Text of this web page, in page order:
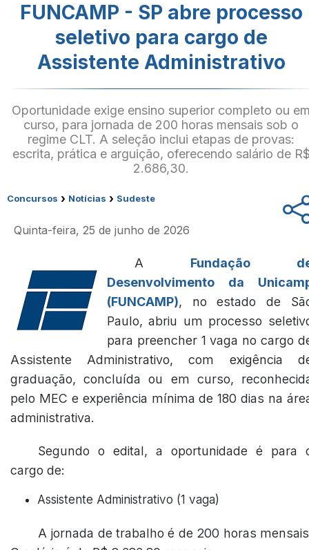
FUNCAMP - SP abre processo
seletivo para cargo de
Assistente Administrativo
Oportunidade exige ensino superior completo ou
curso, para jornada de 200 horas mensais sob o
regime CLT. A seleção inclui etapas de provas:
escrita, prática e arguição, oferecendo salário de
2.686,30.
Concursos › Notícias › Sudeste
Quinta-feira, 25 de junho de 2026
A Fundação
Desenvolvimento da
(FUNCAMP), no estado de
Paulo, abriu um processo
para preencher 1 vaga no cargo
Assistente Administrativo, com exigência
graduação, concluída ou em curso,
pelo MEC e experiência mínima de 180 dias na
administrativa.
Segundo o edital, a oportunidade é para
cargo de:
Assistente Administrativo (1 vaga)
A jornada de trabalho é de 200 horas